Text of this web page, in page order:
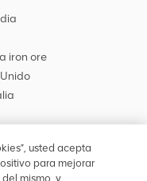
iron ore
usted acepta
para mejorar
mismo, y